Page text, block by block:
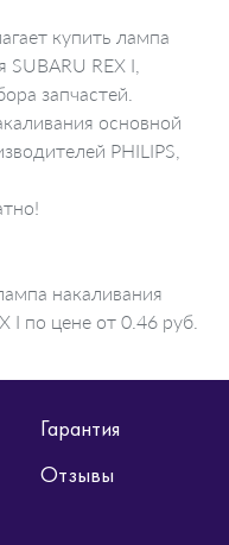
купить лампа
REX I,
запчастей.
основной
PHILIPS,
накаливания
I по цене от 0.46 руб.
Гарантия
Отзывы